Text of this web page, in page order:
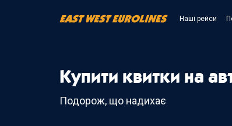
Наші рейси
Купити квитки на
Подорож, що надихає